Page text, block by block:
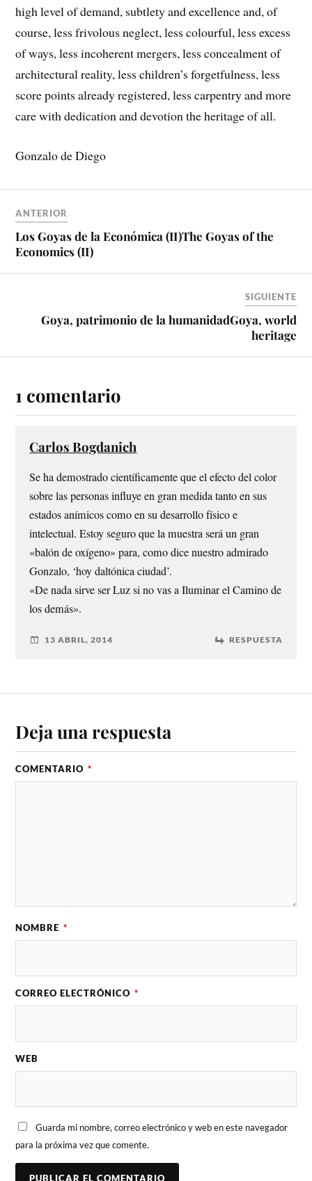
high level of demand, subtlety and excellence and, of
course, less frivolous neglect, less colourful, less excess
of ways, less incoherent mergers, less concealment of
architectural reality, less children’s forgetfulness, less
score points already registered, less carpentry and more
care with dedication and devotion the heritage of all.
Gonzalo de Diego
ANTERIOR
Los Goyas de la Económica (II)The Goyas of the
Economics (II)
SIGUIENTE
Goya, patrimonio de la humanidadGoya, world
heritage
1 comentario
Carlos Bogdanich
Se ha demostrado científicamente que el efecto del color
sobre las personas influye en gran medida tanto en sus
estados anímicos como en su desarrollo físico e
intelectual. Estoy seguro que la muestra será un gran
«balón de oxígeno» para, como dice nuestro admirado
Gonzalo, ‘hoy daltónica ciudad’.
«De nada sirve ser Luz si no vas a Iluminar el Camino de
los demás».
13 ABRIL, 2014 RESPUESTA
Deja una respuesta
COMENTARIO *
NOMBRE *
CORREO ELECTRÓNICO *
WEB
Guarda mi nombre, correo electrónico y web en este navegador
para la próxima vez que comente.